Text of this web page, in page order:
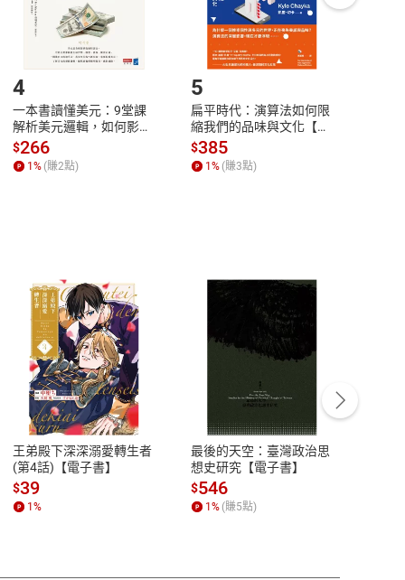
確丟棄法
胎！
！ 協尋大屠殺受難者
―― 黃石國家公園
綠燈
你不可不知的電影院演進史黃
不知的電影院演進史黃
號，下載書籍後看書
性
參
客服資訊
服務時間：週一到週五 10:00-12:00、
13:00-17:00 (國定假日及例假日休息)
客服電話：0080-1857077
4
一本書讀懂美元：9堂課
解析美元邏輯，如何影響
全球經濟和每個人的投資
【電子書】
$266
1% (賺2點)
5
扁平時代：演算法如何限
縮我們的品味與文化【電
子書】
$385
1% (賺3點)
王弟殿下深深溺愛轉生者
(第4話)【電子書】
$39
1%
最後的天空：臺灣政治思
想史研究【電子書】
$546
1% (賺5點)